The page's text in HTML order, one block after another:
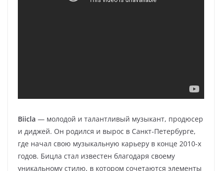
Biicla — молодой и талантливый музыкант, продюсер
и диджей. Он родился и вырос в Санкт-Петербурге,
где начал свою музыкальную карьеру в конце 2010-х
годов. Бицла стал известен благодаря своему
уникальному стилю, в котором сочетаются элементы